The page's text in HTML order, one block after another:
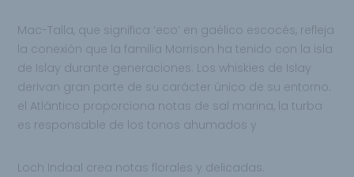
Mac-Talla, que significa ‘eco’ en gaélico escocés, refleja
la conexión que la familia Morrison ha tenido con la isla
de Islay durante generaciones. Los whiskies de Islay
derivan gran parte de su carácter único de su entorno:
el Atlántico proporciona notas de sal marina, la turba
es responsable de los tonos ahumados y
Loch Indaal crea notas florales y delicadas.